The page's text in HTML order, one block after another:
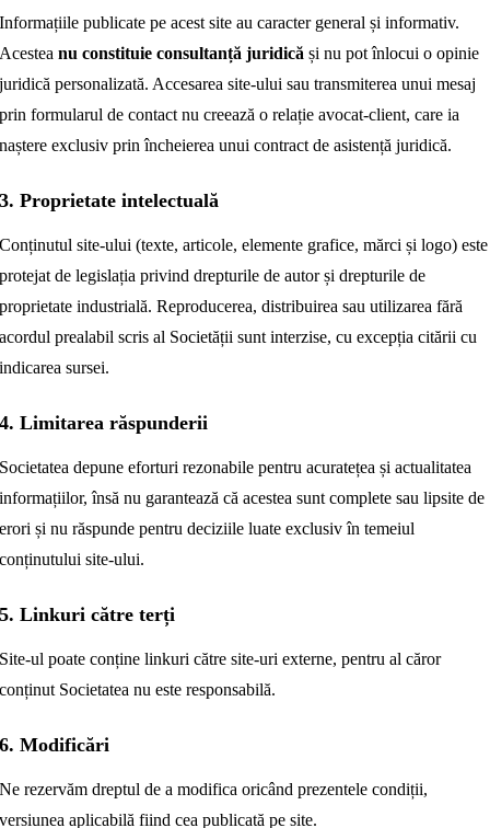
Informațiile publicate pe acest site au caracter general și informativ.
Acesteanu constituie consultanță juridică și nu pot înlocui o opinie
juridică personalizată. Accesarea site-ului sau transmiterea unui mesaj
prin formularul de contact nu creează o relație avocat-client, care ia
naștere exclusiv prin încheierea unui contract de asistență juridică.
3. Proprietate intelectuală
Conținutul site-ului (texte, articole, elemente grafice, mărci și logo) este
protejat de legislația privind drepturile de autor și drepturile de
proprietate industrială. Reproducerea, distribuirea sau utilizarea fără
acordul prealabil scris al Societății sunt interzise, cu excepția citării cu
indicarea sursei.
4. Limitarea răspunderii
Societatea depune eforturi rezonabile pentru acuratețea și actualitatea
informațiilor, însă nu garantează că acestea sunt complete sau lipsite de
erori și nu răspunde pentru deciziile luate exclusiv în temeiul
conținutului site-ului.
5. Linkuri către terți
Site-ul poate conține linkuri către site-uri externe, pentru al căror
conținut Societatea nu este responsabilă.
6. Modificări
Ne rezervăm dreptul de a modifica oricând prezentele condiții,
versiunea aplicabilă fiind cea publicată pe site.